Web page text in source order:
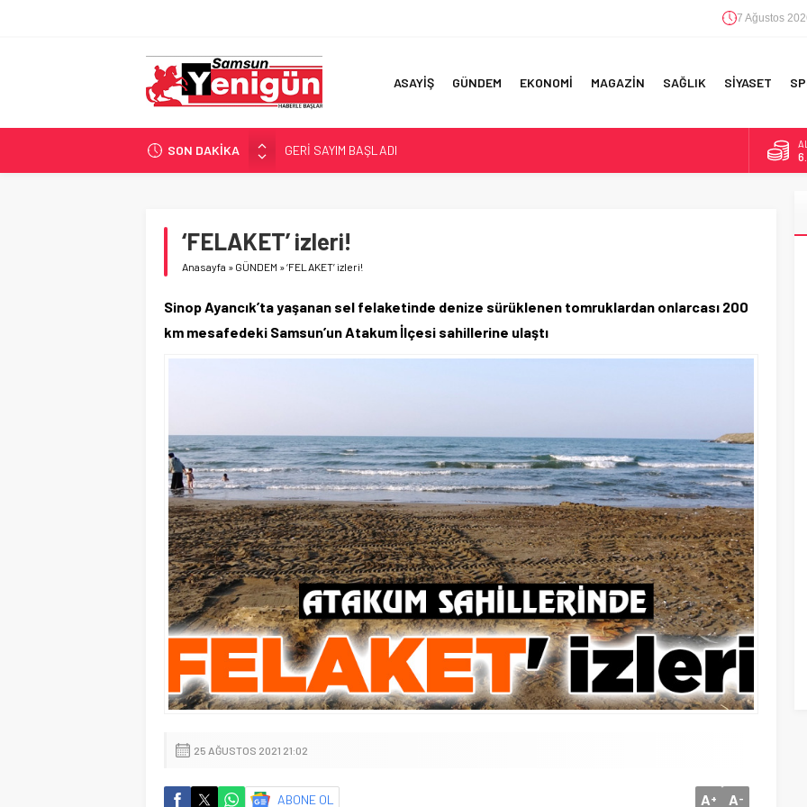
7 Ağustos
ASAYİŞ GÜNDEM EKONOMİ MAGAZİN SAĞLIK SİYASET
SON DAKİKA
GERİ SAYIM BAŞLADI
SAMSUNSPOR’DA HEDEF 5’İNCİLİK!
İŞTE FINDIK FİYATI!
‘FELAKET’ izleri!
Anasayfa » GÜNDEM »‘FELAKET’ izleri!
Sinop Ayancık’ta yaşanan sel felaketinde denize sürüklenen tomruklardan onlarcası 200
km mesafedeki Samsun’un Atakum İlçesi sahillerine ulaştı
25 AĞUSTOS 2021 21:02
ABONE OL A+ A-